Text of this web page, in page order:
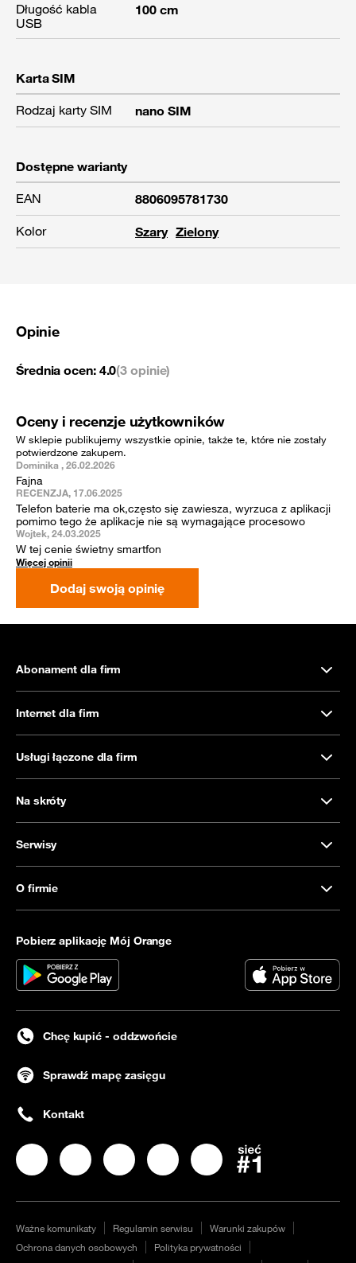
Długość kabla
USB
100 cm
Karta SIM
Rodzaj karty SIM
nano SIM
Dostępne warianty
EAN
8806095781730
Kolor
Szary Zielony
Opinie
Średnia ocen: 4.0(3 opinie)
Oceny i recenzje użytkowników
W sklepie publikujemy wszystkie opinie, także te, które nie zostały
potwierdzone zakupem.
Dominika , 26.02.2026
Fajna
RECENZJA, 17.06.2025
Telefon baterie ma ok,często się zawiesza, wyrzuca z aplikacji
pomimo tego że aplikacje nie są wymagające procesowo
Wojtek, 24.03.2025
W tej cenie świetny smartfon
Więcej opinii
Dodaj swoją opinię
Abonament dla firm
Internet dla firm
Usługi łączone dla firm
Na skróty
Serwisy
O firmie
Pobierz aplikację Mój Orange
Chcę kupić - oddzwońcie
Sprawdź mapę zasięgu
Kontakt
Nasz profil na Facebook
Nasz profil na Instagram
Nasz profil na LinkedIN
Nasz profil na YouTube
Nasz profil na
Ważne komunikaty Regulamin serwisu
Warunki zakupów
Ochrona danych osobowych
Polityka prywatności